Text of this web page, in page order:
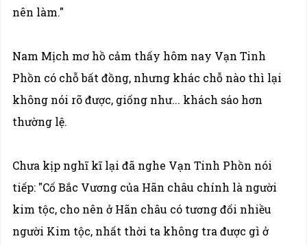
nên làm."
Nam Mịch mơ hồ cảm thấy hôm nay Vạn Tinh
Phồn có chỗ bất đồng, nhưng khác chỗ nào thì lại
không nói rõ được, giống như... khách sáo hơn
thường lệ.
Chưa kịp nghĩ kĩ lại đã nghe Vạn Tinh Phồn nói
tiếp: "Cố Bắc Vương của Hãn châu chính là người
kim tộc, cho nên ở Hãn châu có tương đối nhiều
người Kim tộc, nhất thời ta không tra được gì ở